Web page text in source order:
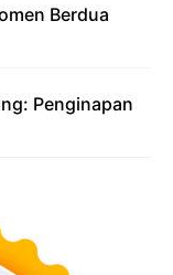
Berdua
Penginapan